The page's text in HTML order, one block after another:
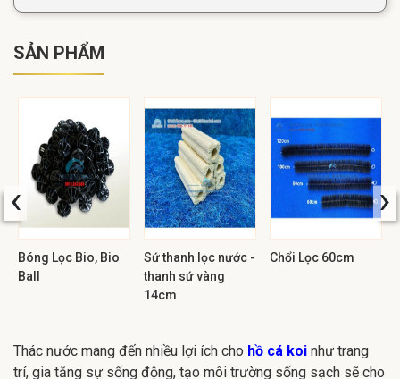
SẢN PHẨM
Bóng Lọc Bio, Bio
Ball
Sứ thanh lọc nước -
thanh sứ vàng
14cm
Chổi Lọc 60cm
‹ ›
Thác nước mang đến nhiều lợi ích cho hồ cá koi như trang
trí, gia tăng sự sống động, tạo môi trường sống sạch sẽ cho